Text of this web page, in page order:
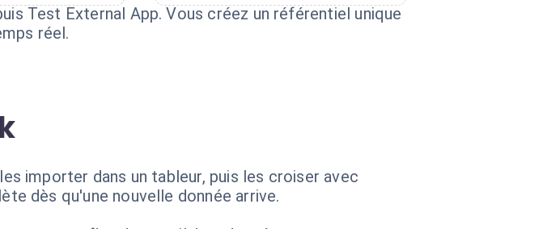
Test External App. Vous créez un référentiel unique
réel.
importer dans un tableur, puis les croiser avec
dès qu'une nouvelle donnée arrive.